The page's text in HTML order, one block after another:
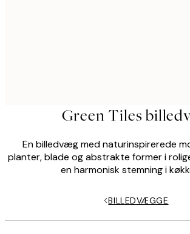
Green Tiles
En billedvæg med naturinspirerede
planter, blade og abstrakte former i
en harmonisk stemning i
BILLEDVÆGGE